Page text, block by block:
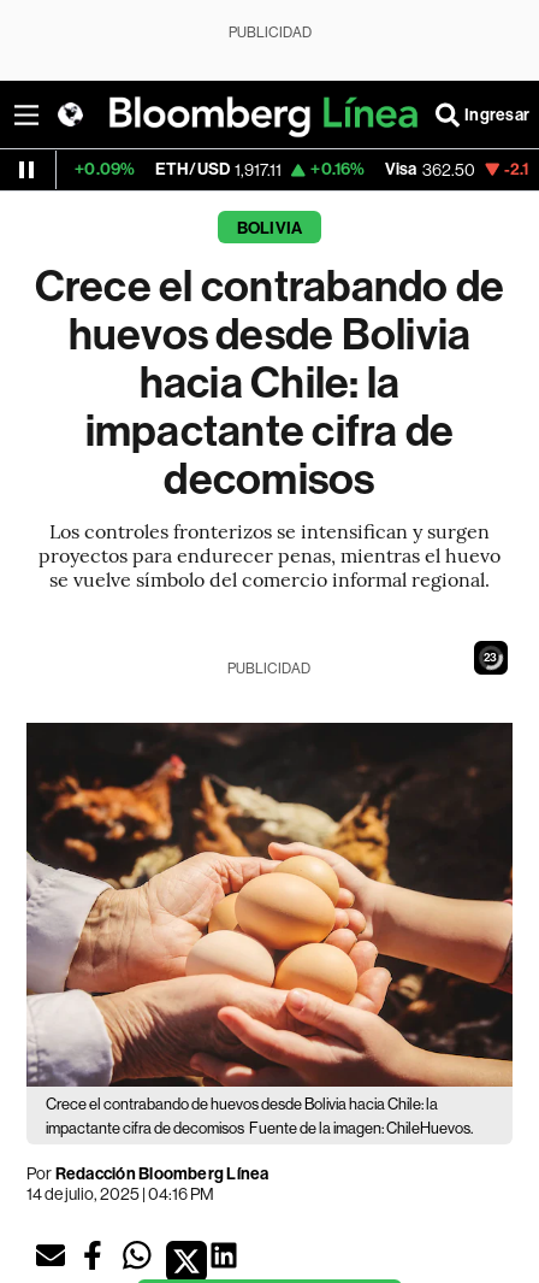
PUBLICIDAD
Ingresar
ETH/USD 1,917.11 +0.16% Visa 362.50 -2.15%
BOLIVIA
Crece el contrabando de
huevos desde Bolivia
hacia Chile: la
impactante cifra de
decomisos
Los controles fronterizos se intensifican y surgen
proyectos para endurecer penas, mientras el huevo
se vuelve símbolo del comercio informal regional.
22
PUBLICIDAD
Crece el contrabando de huevos desde Bolivia hacia Chile: la
impactante cifra de decomisos Fuente de la imagen: ChileHuevos.
PorRedacción Bloomberg Línea
14 de julio, 2025 | 04:16 PM